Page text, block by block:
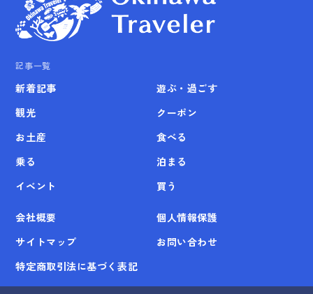
記事一覧
新着記事
観光
お土産
乗る
イベント
遊ぶ・過ごす
クーポン
食べる
泊まる
買う
会社概要
個人情報保護
サイトマップ
お問い合わせ
特定商取引法に基づく表記